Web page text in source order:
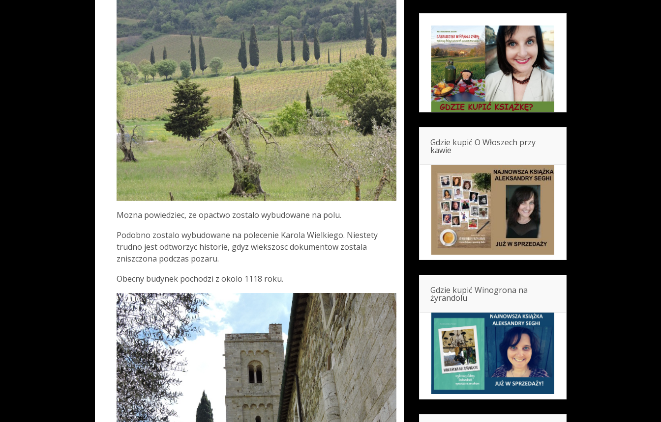
Mozna powiedziec, ze opactwo zostalo wybudowane na polu.
Podobno zostalo wybudowane na polecenie Karola Wielkiego. Niestety
trudno jest odtworzyc historie, gdyz wiekszosc dokumentow zostala
zniszczona podczas pozaru.
Obecny budynek pochodzi z okolo 1118 roku.
Gdzie kupić O Włoszech przy
kawie
Gdzie kupić Winogrona na
żyrandolu